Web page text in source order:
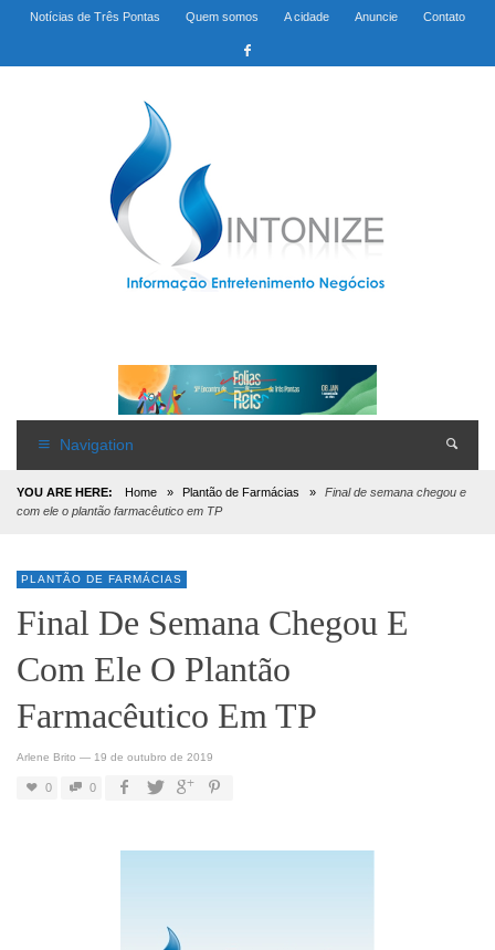
Notícias de Três Pontas Quem somos A cidade Anuncie Contato
Navigation
YOU ARE HERE: Home » Plantão de Farmácias »
Final de semana chegou e
com ele o plantão farmacêutico em TP
PLANTÃO DE FARMÁCIAS
Final De Semana Chegou E
Com Ele O Plantão
Farmacêutico Em TP
Arlene Brito — 19 de outubro de 2019
0 0